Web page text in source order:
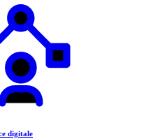
digitale